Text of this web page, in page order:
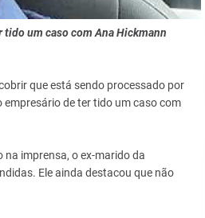
tido um caso com Ana Hickmann
que está sendo processado por
empresário de ter tido um caso com
na imprensa, o ex-marido da
Ele ainda destacou que não